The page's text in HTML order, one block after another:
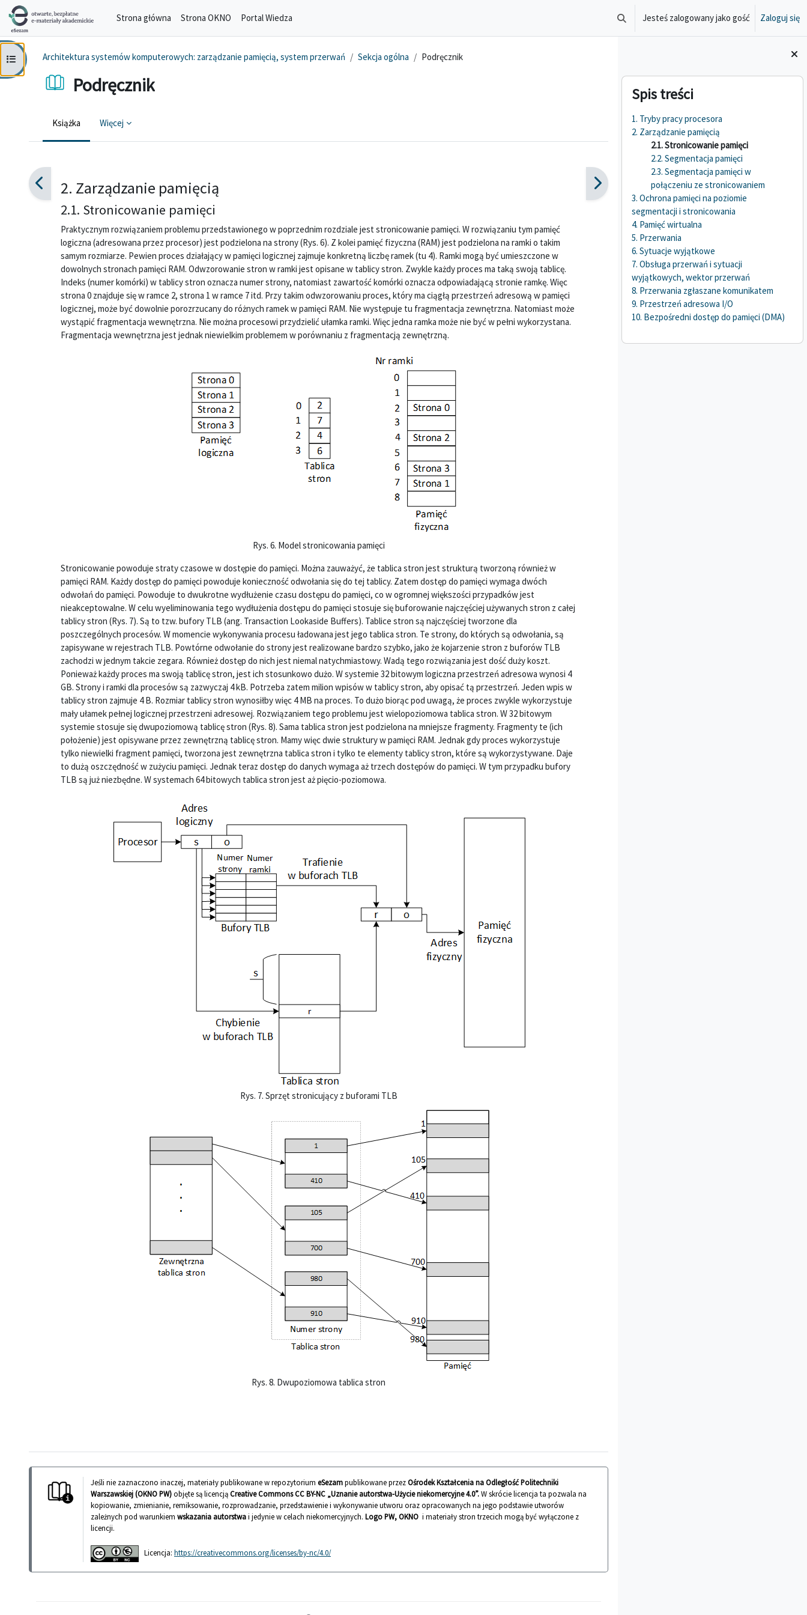
Przejdź do głównej zawartości
Strona główna
Strona OKNO Portal Wiedza Przełącznik wyszukiwarki
Jesteś zalogowany jako gość Zaloguj się
Bloki
Pomiń Spis treści
Spis treści
1. Tryby pracy procesora
2. Zarządzanie pamięcią
2.1. Stronicowanie pamięci
2.2. Segmentacja pamięci
2.3. Segmentacja pamięci w
połączeniu ze stronicowaniem
3. Ochrona pamięci na poziomie
segmentacji i stronicowania
4. Pamięć wirtualna
5. Przerwania
6. Sytuacje wyjątkowe
7. Obsługa przerwań i sytuacji
wyjątkowych, wektor przerwań
8. Przerwania zgłaszane komunikatem
9. Przestrzeń adresowa I/O
10. Bezpośredni dostęp do pamięci (DMA)
Otwórz indeks kursu
Architektura systemów komputerowych: zarządzanie pamięcią, system przerwań Sekcja ogólna Podręcznik
Podręcznik
Książka Więcej
2. Zarządzanie pamięcią
2.1. Stronicowanie pamięci
Praktycznym rozwiązaniem problemu przedstawionego w poprzednim rozdziale jest stronicowanie pamięci. W rozwiązaniu tym pamięć
logiczna (adresowana przez procesor) jest podzielona na strony (Rys. 6). Z kolei pamięć fizyczna (RAM) jest podzielona na ramki o takim
samym rozmiarze. Pewien proces działający w pamięci logicznej zajmuje konkretną liczbę ramek (tu 4). Ramki mogą być umieszczone w
dowolnych stronach pamięci RAM. Odwzorowanie stron w ramki jest opisane w tablicy stron. Zwykle każdy proces ma taką swoją tablicę.
Indeks (numer komórki) w tablicy stron oznacza numer strony, natomiast zawartość komórki oznacza odpowiadającą stronie ramkę. Więc
strona 0 znajduje się w ramce 2, strona 1 w ramce 7 itd. Przy takim odwzorowaniu proces, który ma ciągłą przestrzeń adresową w pamięci
logicznej, może być dowolnie porozrzucany do różnych ramek w pamięci RAM. Nie występuje tu fragmentacja zewnętrzna. Natomiast może
wystąpić fragmentacja wewnętrzna. Nie można procesowi przydzielić ułamka ramki. Więc jedna ramka może nie być w pełni wykorzystana.
Fragmentacja wewnętrzna jest jednak niewielkim problemem w porównaniu z fragmentacją zewnętrzną.
Rys. 6. Model stronicowania pamięci
Stronicowanie powoduje straty czasowe w dostępie do pamięci. Można zauważyć, że tablica stron jest strukturą tworzoną również w
pamięci RAM. Każdy dostęp do pamięci powoduje konieczność odwołania się do tej tablicy. Zatem dostęp do pamięci wymaga dwóch
odwołań do pamięci. Powoduje to dwukrotne wydłużenie czasu dostępu do pamięci, co w ogromnej większości przypadków jest
nieakceptowalne. W celu wyeliminowania tego wydłużenia dostępu do pamięci stosuje się buforowanie najczęściej używanych stron z całej
tablicy stron (Rys. 7). Są to tzw. bufory TLB (ang. Transaction Lookaside Buffers). Tablice stron są najczęściej tworzone dla
poszczególnych procesów. W momencie wykonywania procesu ładowana jest jego tablica stron. Te strony, do których są odwołania, są
zapisywane w rejestrach TLB. Powtórne odwołanie do strony jest realizowane bardzo szybko, jako że kojarzenie stron z buforów TLB
zachodzi w jednym takcie zegara. Również dostęp do nich jest niemal natychmiastowy. Wadą tego rozwiązania jest dość duży koszt.
Ponieważ każdy proces ma swoją tablicę stron, jest ich stosunkowo dużo. W systemie 32 bitowym logiczna przestrzeń adresowa wynosi 4
GB. Strony i ramki dla procesów są zazwyczaj 4 kB. Potrzeba zatem milion wpisów w tablicy stron, aby opisać tą przestrzeń. Jeden wpis w
tablicy stron zajmuje 4 B. Rozmiar tablicy stron wynosiłby więc 4 MB na proces. To dużo biorąc pod uwagą, że proces zwykle wykorzystuje
mały ułamek pełnej logicznej przestrzeni adresowej. Rozwiązaniem tego problemu jest wielopoziomowa tablica stron. W 32 bitowym
systemie stosuje się dwupoziomową tablicę stron (Rys. 8). Sama tablica stron jest podzielona na mniejsze fragmenty. Fragmenty te (ich
położenie) jest opisywane przez zewnętrzną tablicę stron. Mamy więc dwie struktury w pamięci RAM. Jednak gdy proces wykorzystuje
tylko niewielki fragment pamięci, tworzona jest zewnętrzna tablica stron i tylko te elementy tablicy stron, które są wykorzystywane. Daje
to dużą oszczędność w zużyciu pamięci. Jednak teraz dostęp do danych wymaga aż trzech dostępów do pamięci. W tym przypadku bufory
TLB są już niezbędne. W systemach 64 bitowych tablica stron jest aż pięcio-poziomowa.
Rys. 7. Sprzęt stronicujący z buforami TLB
Rys. 8. Dwupoziomowa tablica stron
Jeśli nie zaznaczono inaczej, materiały publikowane w repozytorium eSezampublikowane przezOśrodek Kształcenia na Odległość Politechniki
Warszawskiej (OKNO PW)objęte są licencjąCreative Commons CC BY-NC „Uznanie autorstwa-Użycie niekomercyjne 4.0”.W skrócie licencja ta pozwala na
kopiowanie, zmienianie, remiksowanie, rozprowadzanie, przedstawienie i wykonywanie utworu oraz opracowanych na jego podstawie utworów
zależnych pod warunkiem wskazania autorstwai jedynie w celach niekomercyjnych. Logo PW, OKNO i materiały stron trzecich mogą być wyłączone z
licencji.
Licencja: https://creativecommons.org/licenses/by-nc/4.0/